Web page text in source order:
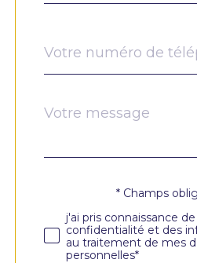
*
Fieldset
défaut
Message
*
Validation
* Champs
j'ai pris connaissance
confidentialité et des
au traitement de mes
personnelles*